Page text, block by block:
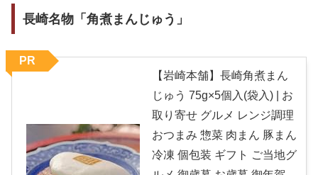
長崎名物「角煮まんじゅう」
【岩崎本舗】長崎角煮まん
じゅう 75g×5個入(袋入) | お
取り寄せ グルメ レンジ調理
おつまみ 惣菜 肉まん 豚まん
冷凍 個包装 ギフト ご当地グ
PR